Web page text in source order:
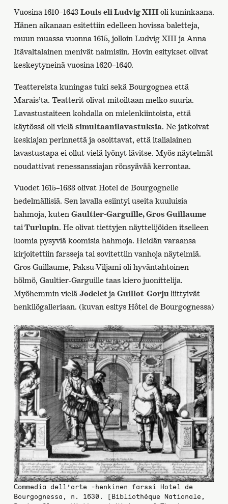
Vuosina 1610–1643 Louis eli Ludvig XIIIoli kuninkaana.
Hänen aikanaan esitettiin edelleen hovissa baletteja,
muun muassa vuonna 1615, jolloin Ludvig XIII ja Anna
Itävaltalainen menivät naimisiin. Hovin esitykset olivat
keskeytyneinä vuosina 1620–1640.
Teattereista kuningas tuki sekä Bourgognea että
Marais’ta. Teatterit olivat mitoiltaan melko suuria.
Lavastustaiteen kohdalla on mielenkiintoista, että
käytössä oli vielä simultaanilavastuksia. Ne jatkoivat
keskiajan perinnettä ja osoittavat, että italialainen
lavastustapa ei ollut vielä lyönyt lävitse. Myös näytelmät
noudattivat renessanssiajan rönsyävää kerrontaa.
Vuodet 1615–1633 olivat Hotel de Bourgognelle
hedelmällisiä. Sen lavalla esiintyi useita kuuluisia
hahmoja, kuten Gaultier-Garguille, Gros Guillaume
tai Turlupin. He olivat tiettyjen näyttelijöiden itselleen
luomia pysyviä koomisia hahmoja. Heidän varaansa
kirjoitettiin farsseja tai sovitettiin vanhoja näytelmiä.
Gros Guillaume, Paksu-Viljami oli hyväntahtoinen
hölmö, Gaultier-Garguille taas kiero juonittelija.
Myöhemmin vielä Jodelet ja Guillot-Gorju liittyivät
henkilögalleriaan. (kuvan esitys Hôtel de Bourgognessa)
Commedia dell’arte -henkinen farssi Hotel de
Bourgognessa, n. 1630. [Bibliothèque Nationale,